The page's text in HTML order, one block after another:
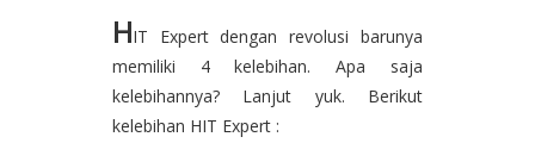
HIT Expert dengan revolusi barunya
memiliki 4 kelebihan. Apa saja
kelebihannya? Lanjut yuk. Berikut
kelebihan HIT Expert :